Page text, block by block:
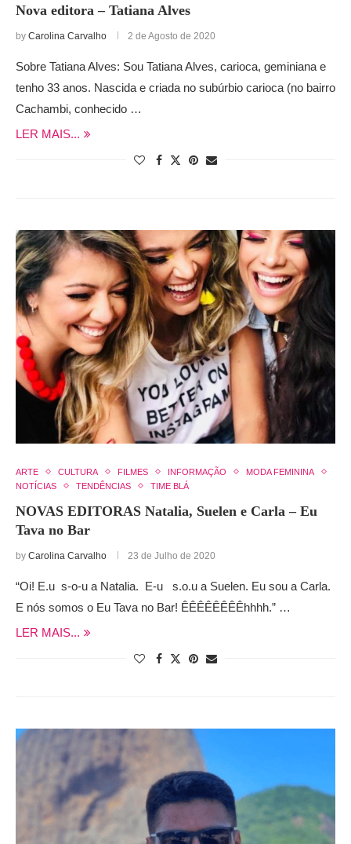
Nova editora – Tatiana Alves
by Carolina Carvalho 2 de Agosto de 2020
Sobre Tatiana Alves: Sou Tatiana Alves, carioca, geminiana e
tenho 33 anos. Nascida e criada no subúrbio carioca (no bairro
Cachambi, conhecido …
LER MAIS...
ARTE CULTURA FILMES INFORMAÇÃO
MODA FEMININA
NOTÍCIAS
TENDÊNCIAS TIME BLÁ
NOVAS EDITORAS Natalia, Suelen e Carla – Eu
Tava no Bar
by Carolina Carvalho 23 de Julho de 2020
“Oi! E.u s-o-u a Natalia. E-u s.o.u a Suelen. Eu sou a Carla.
E nós somos o Eu Tava no Bar! ÊÊÊÊÊÊÊÊhhhh.” …
LER MAIS...